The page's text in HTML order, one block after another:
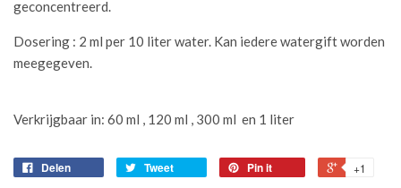
geconcentreerd.
Dosering : 2 ml per 10 liter water. Kan iedere watergift worden
meegegeven.
Verkrijgbaar in: 60 ml , 120 ml , 300 ml en 1 liter
Delen Tweet Pin it +1